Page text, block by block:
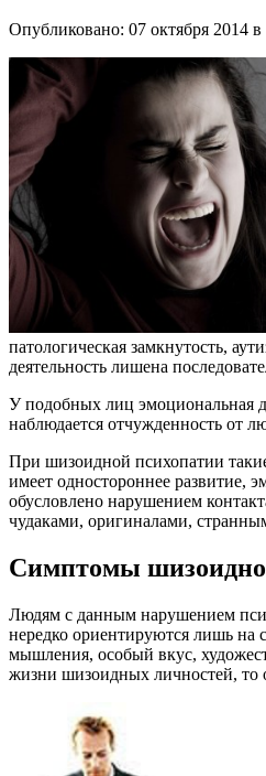
Опубликовано: 07 октября 2014 в
патологическая замкнутость,
деятельность лишена
У подобных лиц эмоциональная
наблюдается отчужденность от
При шизоидной психопатии
имеет одностороннее развитие,
обусловлено нарушением
чудаками, оригиналами,
Симптомы
Людям с данным нарушением
нередко ориентируются лишь на
мышления, особый вкус,
жизни шизоидных личностей, то